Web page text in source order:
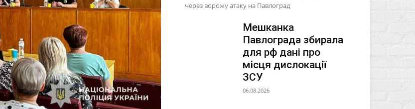
через ворожу атаку на Павлоград
Мешканка
Павлограда збирала
для рф дані про
місця дислокації
ЗСУ
06.08.2026